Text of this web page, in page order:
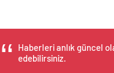
Haberleri anlık güncel
edebilirsiniz.